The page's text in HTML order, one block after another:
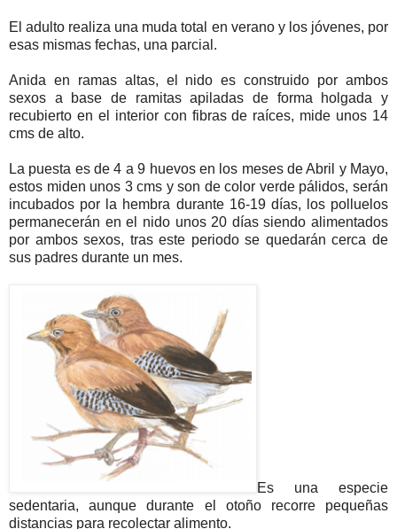
El adulto realiza una muda total en verano y los jóvenes, por
esas mismas fechas, una parcial.
Anida en ramas altas, el nido es construido por ambos
sexos a base de ramitas apiladas de forma holgada y
recubierto en el interior con fibras de raíces, mide unos 14
cms de alto.
La puesta es de 4 a 9 huevos en los meses de Abril y Mayo,
estos miden unos 3 cms y son de color verde pálidos, serán
incubados por la hembra durante 16-19 días, los polluelos
permanecerán en el nido unos 20 días siendo alimentados
por ambos sexos, tras este periodo se quedarán cerca de
sus padres durante un mes.
Es una especie
sedentaria, aunque durante el otoño recorre pequeñas
distancias para recolectar alimento.